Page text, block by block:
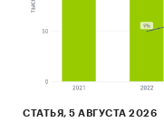
Материалы
Результаты
СТАТЬЯ, 5 АВГУСТА 2026